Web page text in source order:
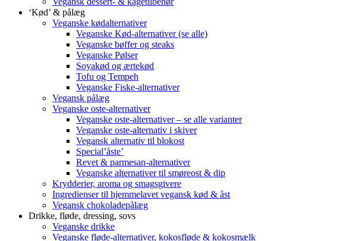
‘Kød’ & pålæg
Veganske kødalternativer
Veganske Kød-alternativer (se alle)
Veganske bøffer og steaks
Veganske Pølser
Soyakød og ærtekød
Tofu og Tempeh
Veganske Fiske-alternativer
Vegansk pålæg
Veganske oste-alternativer
Veganske oste-alternativer – se alle varianter
Veganske oste-alternativ i skiver
Vegansk alternativ til blokost
Special’åste’
Revet & parmesan-alternativer
Veganske alternativer til smøreost & dip
Krydderier, aroma og smagsgivere
Ingredienser til hjemmelavet vegansk kød & åst
Vegansk chokoladepålæg
Drikke, fløde, dressing, sovs
Veganske drikke
Veganske fløde-alternativer, kokosfløde & kokosmælk